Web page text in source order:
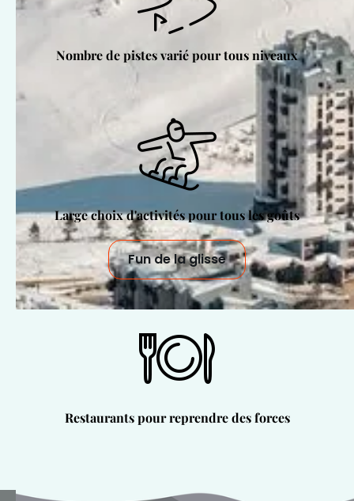
Nombre de pistes varié pour tous niveaux
Large choix d'activités pour tous les goûts
Fun de la glisse
Restaurants pour reprendre des forces